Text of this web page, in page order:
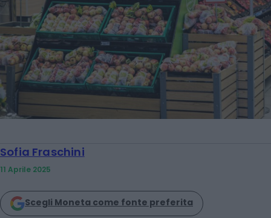
Sofia Fraschini
11 Aprile 2025
Scegli Moneta come fonte preferita